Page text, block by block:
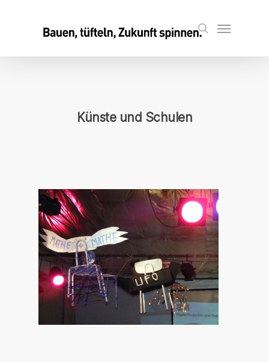
search
Menu
Künste und Schulen